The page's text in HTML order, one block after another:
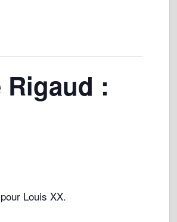
:
Louis XX.